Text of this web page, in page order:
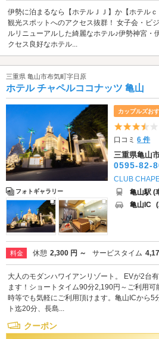
伊勢に泊まるなら【ホテルＪＪ】か【ホテル
観光スポットへのアクセス抜群！ 女子会・ビ
ルリニューアルした綺麗なホテル♪伊勢神宮・
クセス良好なホテル...
三重県 亀山市布気町字日原
ホテル チャペルココナッツ 亀山
フォトギャラリー
カップルズお
口コミ6 件
三重県亀山
0595-82-
CLUB
亀山駅 (
亀山IC
料金 休憩 2,300 円 ～ サービスタイム
大人のモダンハワイアンリゾート。 EVが2台
ます！ショートタイム90分2,190円～ご利用
時等でも気軽にご利用頂けます。亀山ICから5
ト迄20分、長島...
クーポン